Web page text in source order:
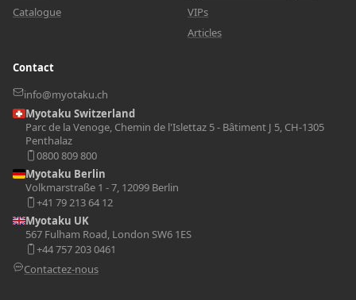
Catalogue
VIPs
Articles
Contact
info@myotaku.ch
Myotaku Switzerland
Parc de la Venoge, Chemin de l'Islettaz 5 - Bâtiment J 5, CH-1305
Penthalaz
0800 809 800
Myotaku Berlin
Volkmarstraße 1 - 7, 12099 Berlin
+41 79 213 64 12
Myotaku UK
567 Fulham Road, London SW6 1ES
+44 757 203 0461
Contactez-nous